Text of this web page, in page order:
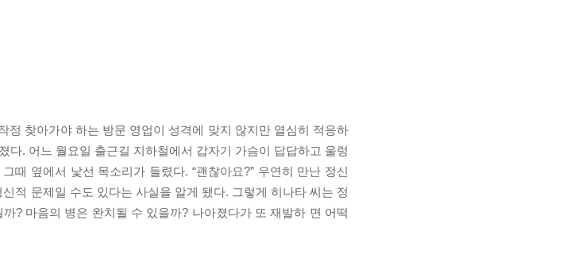
정 찾아가야 하는 방문 영업이 성격에 맞지 않지만 열심히 적응하
. 어느 월요일 출근길 지하철에서 갑자기 가슴이 답답하고 울렁
때 옆에서 낯선 목소리가 들렸다. “괜찮아요?” 우연히 만난 정신
적 문제일 수도 있다는 사실을 알게 됐다. 그렇게 히나타 씨는 정
? 마음의 병은 완치될 수 있을까? 나아졌다가 또 재발하 면 어떡